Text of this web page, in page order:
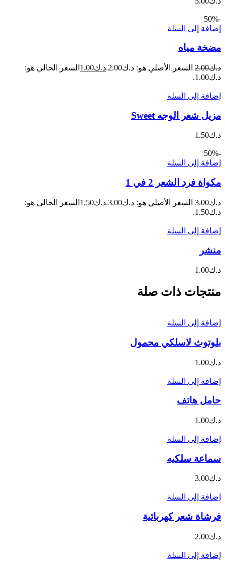
-50%
إضافة إلى السلة
مضخة مياه
د.ك2.00 السعر الأصلي هو: د.ك2.00. د.ك1.00 السعر الحالي هو:
د.ك1.00.
إضافة إلى السلة
مزيل شعر الوجه Sweet
د.ك1.50
-50%
إضافة إلى السلة
مكواة فرد الشعر 2 في 1
د.ك3.00 السعر الأصلي هو: د.ك3.00. د.ك1.50 السعر الحالي هو:
د.ك1.50.
إضافة إلى السلة
منشر
د.ك1.00
منتجات ذات صلة
إضافة إلى السلة
بلوتوث لاسلكي محمول
د.ك1.00
إضافة إلى السلة
حامل هاتف
د.ك1.00
إضافة إلى السلة
سماعة سلكيه
د.ك3.00
إضافة إلى السلة
فرشاة شعر كهربائية
د.ك2.00
إضافة إلى السلة